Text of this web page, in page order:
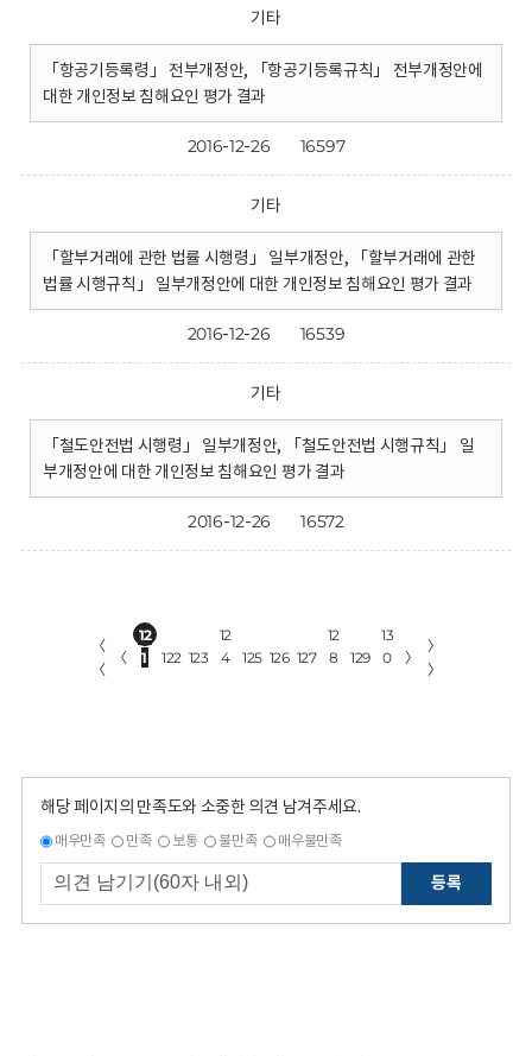
기타
「항공기등록령」 전부개정안, 「항공기등록규칙」 전부개정안에
대한 개인정보 침해요인 평가 결과
2016-12-26 16597
기타
「할부거래에 관한 법률 시행령」 일부개정안, 「할부거래에 관한
법률 시행규칙」 일부개정안에 대한 개인정보 침해요인 평가 결과
2016-12-26 16539
기타
「철도안전법 시행령」 일부개정안, 「철도안전법 시행규칙」 일
부개정안에 대한 개인정보 침해요인 평가 결과
2016-12-26 16572
〈
〈
〈
12
1
122 123
12
4
125 126 127
12
8
129
13
0
〉
〉
〉
해당 페이지의 만족도와 소중한 의견 남겨주세요.
매우만족 만족 보통 불만족 매우불만족
등록